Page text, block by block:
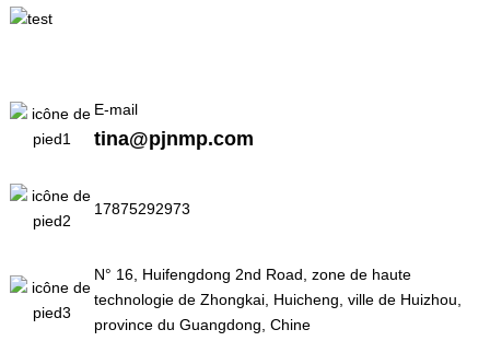
E-mail
tina@pjnmp.com
17875292973
N° 16, Huifengdong 2nd Road, zone de haute
technologie de Zhongkai, Huicheng, ville de Huizhou,
province du Guangdong, Chine